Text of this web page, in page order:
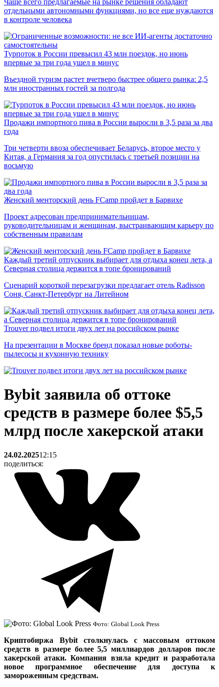
Чаще всего предлагаемые на рынке решения обладают
отдельными автономными функциями, но все еще нуждаются
в контроле человека
Турпоток в России превысил 43 млн поездок, но июнь
впервые за три года ушел в минус
Въездной туризм растет вчетверо быстрее общего рынка: 2,5
млн иностранных гостей за полгода
Продажи импортного пива в России выросли в 3,5 раза за два
года
Три четверти ввоза обеспечивает Беларусь, второе место у
Китая, а Германия за год опустилась с третьей позиции на
восьмую
Женский менторский день FCamp пройдет в Барвихе
Проект адресован предпринимательницам,
руководительницам и женщинам, выстраивающим карьеру по
собственным правилам
Каждый третий отпускник выбирает для отдыха конец лета, а
Северная столица держится в топе бронирований
Сценарий короткой перезагрузки предлагает отель Radisson
Соня, Санкт-Петербург на Литейном
Trouver подвел итоги двух лет на российском рынке
На презентации в Москве бренд показал новые роботы-
пылесосы и кухонную технику
Bybit заявила об оттоке
средств в размере более $5,5
млрд после хакерской атаки
24.02.202512:15
поделиться:
Фото: Global Look Press
Криптобиржа Bybit столкнулась с массовым оттоком
средств в размере более 5,5 миллиардов долларов после
хакерской атаки. Компания взяла кредит и разработала
новое программное обеспечение для доступа к
замороженным средствам.